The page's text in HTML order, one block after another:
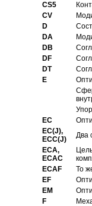
CS5
CV
D
DA
DB
DF
DT
E
EC
EC(J),
ECC(J)
Два
ECA,
ECAC
ECAF
То
EF
EM
F